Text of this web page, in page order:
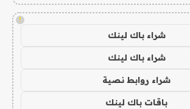
!
شراء باك لينك
شراء باك لينك
شراء روابط نصية
باقات باك لينك